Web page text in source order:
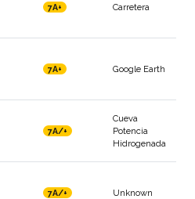
7A+ Carretera
7A+ Google Earth
7A/+
Cueva
Potencia
Hidrogenada
7A/+ Unknown